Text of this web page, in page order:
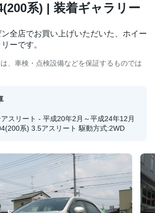
系) | 装着ギャラリー
全店でお買い上げいただいた、ホイー
ーです。
、車検・点検設備などを保証するものでは
スリート - 平成20年2月～平成24年12月
系) 3.5アスリート 駆動方式:2WD